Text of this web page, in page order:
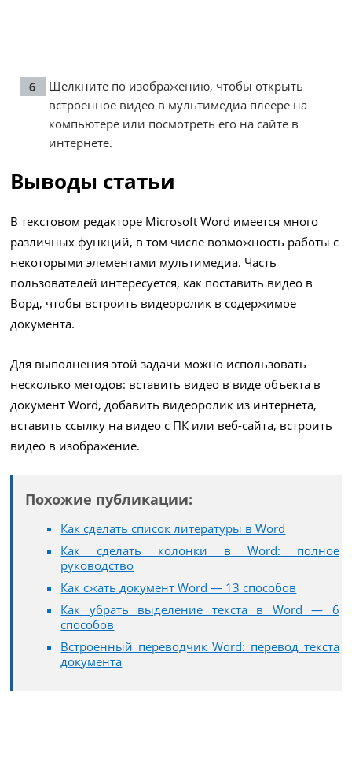
Щелкните по изображению, чтобы открыть
встроенное видео в мультимедиа плеере на
компьютере или посмотреть его на сайте в
интернете.
Выводы статьи
В текстовом редакторе Microsoft Word имеется много
различных функций, в том числе возможность работы с
некоторыми элементами мультимедиа. Часть
пользователей интересуется, как поставить видео в
Ворд, чтобы встроить видеоролик в содержимое
документа.
Для выполнения этой задачи можно использовать
несколько методов: вставить видео в виде объекта в
документ Word, добавить видеоролик из интернета,
вставить ссылку на видео с ПК или веб-сайта, встроить
видео в изображение.
Похожие публикации:
Как сделать список литературы в Word
Как сделать колонки в Word: полное
руководство
Как сжать документ Word — 13 способов
Как убрать выделение текста в Word — 6
способов
Встроенный переводчик Word: перевод текста
документа